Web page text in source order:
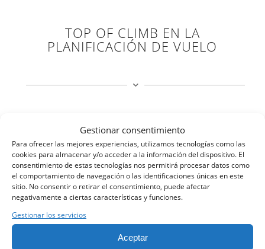
Gestionar consentimiento
Para ofrecer las mejores experiencias, utilizamos tecnologías como las
cookies para almacenar y/o acceder a la información del dispositivo. El
consentimiento de estas tecnologías nos permitirá procesar datos como
el comportamiento de navegación o las identificaciones únicas en este
sitio. No consentir o retirar el consentimiento, puede afectar
negativamente a ciertas características y funciones.
Gestionar los servicios
Aceptar
TOP OF CLIMB EN LA
PLANIFICACIÓN DE VUELO
El Top of climb, TOC,es el punto en el que el
avión alcanzará la altitud de crucero, y es
necesario calcularlo de cara a las navegaciones.
Para saber el TOC, hay que tener en cuenta la
elevación del aeropuerto, la altitud a la que
queremos subir, la velocidad vertical de ascenso y